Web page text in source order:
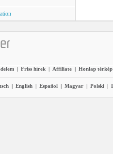
| Friss hírek | Affiliate | Honlap térkép
| English | Español | Magyar | Polski |